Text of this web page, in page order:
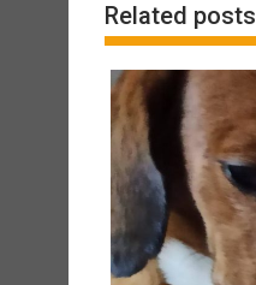
t
n
a
v
i
g
a
t
i
Related posts